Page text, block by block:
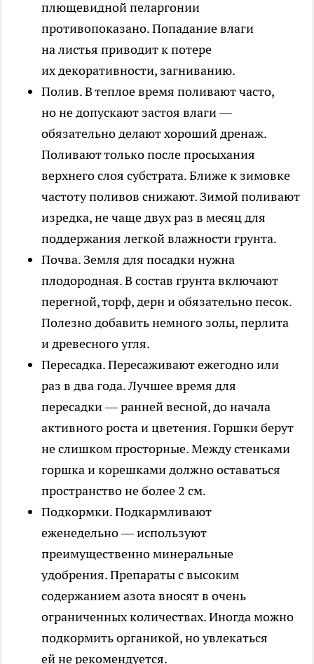
плющевидной пеларгонии
противопоказано. Попадание влаги
на листья приводит к потере
их декоративности, загниванию.
Полив. В теплое время поливают часто,
но не допускают застоя влаги —
обязательно делают хороший дренаж.
Поливают только после просыхания
верхнего слоя субстрата. Ближе к зимовке
частоту поливов снижают. Зимой поливают
изредка, не чаще двух раз в месяц для
поддержания легкой влажности грунта.
Почва. Земля для посадки нужна
плодородная. В состав грунта включают
перегной, торф, дерн и обязательно песок.
Полезно добавить немного золы, перлита
и древесного угля.
Пересадка. Пересаживают ежегодно или
раз в два года. Лучшее время для
пересадки — ранней весной, до начала
активного роста и цветения. Горшки берут
не слишком просторные. Между стенками
горшка и корешками должно оставаться
пространство не более 2 см.
Подкормки. Подкармливают
еженедельно — используют
преимущественно минеральные
удобрения. Препараты с высоким
содержанием азота вносят в очень
ограниченных количествах. Иногда можно
подкормить органикой, но увлекаться
ей не рекомендуется.